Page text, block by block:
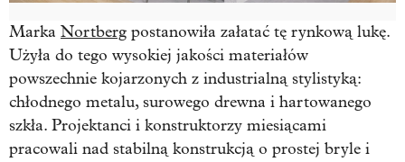
Marka Nortberg postanowiła załatać tę rynkową lukę.
Użyła do tego wysokiej jakości materiałów
powszechnie kojarzonych z industrialną stylistyką:
chłodnego metalu, surowego drewna i hartowanego
szkła. Projektanci i konstruktorzy miesiącami
pracowali nad stabilną konstrukcją o prostej bryle i